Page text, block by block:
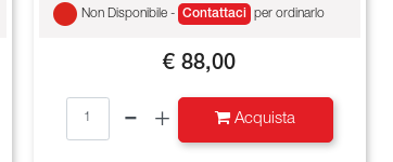
Non Disponibile - Contattaci per ordinarlo
€ 88,00
Quantità
Acquista